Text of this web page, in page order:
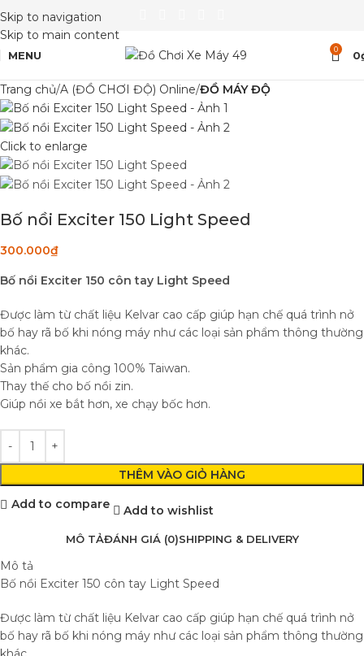
Skip to navigation
Skip to main content
MENU 0 0
Trang chủ A (ĐỒ CHƠI ĐỘ) Online ĐỒ MÁY ĐỘ
Click to enlarge
Bố nồi Exciter 150 Light Speed
300.000₫
Bố nồi Exciter 150 côn tay Light Speed
Được làm từ chất liệu Kelvar cao cấp giúp hạn chế quá trình nở
bố hay rã bố khi nóng máy như các loại sản phẩm thông thường
khác.
Sản phẩm gia công 100% Taiwan.
Thay thế cho bố nồi zin.
Giúp nồi xe bắt hơn, xe chạy bốc hơn.
THÊM VÀO GIỎ HÀNG
Add to compare Add to wishlist
MÔ TẢĐÁNH GIÁ (0)SHIPPING & DELIVERY
Mô tả
Bố nồi Exciter 150 côn tay Light Speed
Được làm từ chất liệu Kelvar cao cấp giúp hạn chế quá trình nở
bố hay rã bố khi nóng máy như các loại sản phẩm thông thường